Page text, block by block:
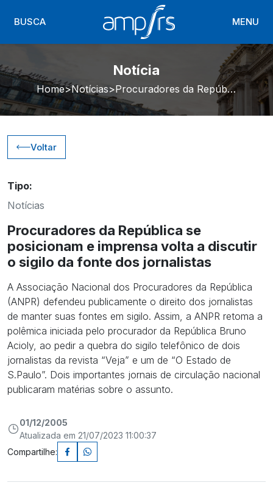
BUSCA MENU
Notícia
Home Notícias Procuradores da República se posicionam e imprensa volta a discutir o sigilo da fonte dos jornalistas
Voltar
Tipo:
Notícias
Procuradores da República se
posicionam e imprensa volta a discutir
o sigilo da fonte dos jornalistas
A Associação Nacional dos Procuradores da República
(ANPR) defendeu publicamente o direito dos jornalistas
de manter suas fontes em sigilo. Assim, a ANPR retoma a
polêmica iniciada pelo procurador da República Bruno
Acioly, ao pedir a quebra do sigilo telefônico de dois
jornalistas da revista “Veja” e um de “O Estado de
S.Paulo”. Dois importantes jornais de circulação nacional
publicaram matérias sobre o assunto.
01/12/2005
Atualizada em 21/07/2023 11:00:37
Compartilhe: